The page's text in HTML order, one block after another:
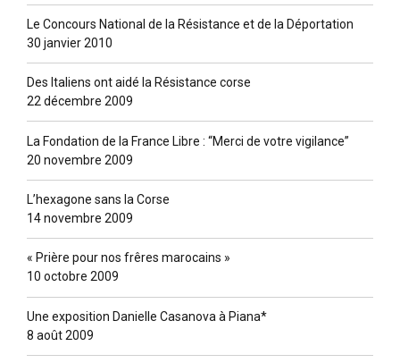
Le Concours National de la Résistance et de la Déportation
30 janvier 2010
Des Italiens ont aidé la Résistance corse
22 décembre 2009
La Fondation de la France Libre : “Merci de votre vigilance”
20 novembre 2009
L’hexagone sans la Corse
14 novembre 2009
« Prière pour nos frêres marocains »
10 octobre 2009
Une exposition Danielle Casanova à Piana*
8 août 2009